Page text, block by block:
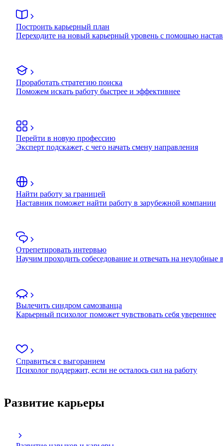
Построить карьерный план
Переходите на новый карьерный уровень с помощью
Проработать стратегию поиска
Поможем искать работу быстрее и эффективнее
Перейти в новую профессию
Эксперт подскажет, с чего начать смену направления
Найти работу за границей
Наставник поможет найти работу в зарубежной компании
Отрепетировать интервью
Научим проходить собеседование и отвечать на неудобные
Вылечить синдром самозванца
Карьерный психолог поможет чувствовать себя увереннее
Справиться с выгоранием
Психолог поддержит, если не осталось сил на работу
Развитие карьеры